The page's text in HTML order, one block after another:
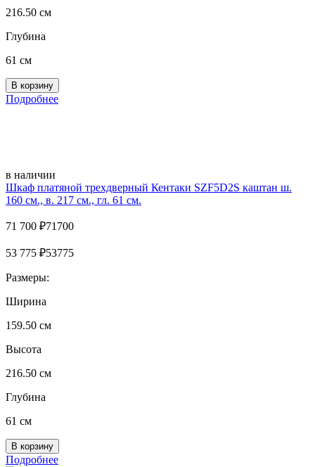
216.50 см
Глубина
61 см
Подробнее
в наличии
Шкаф платяной трехдверный Кентаки SZF5D2S каштан ш.
160 см., в. 217 см., гл. 61 см.
71 700 ₽71700
53 775 ₽53775
Размеры:
Ширина
159.50 см
Высота
216.50 см
Глубина
61 см
Подробнее